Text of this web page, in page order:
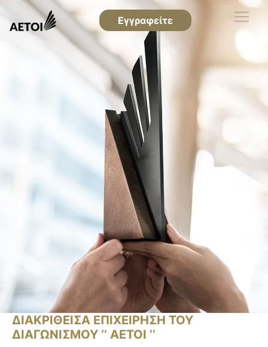
Εγγραφείτε
ΔΙΑΚΡΙΘΕΙΣΑ ΕΠΙΧΕΙΡΗΣΗ ΤΟΥ
ΔΙΑΓΩΝΙΣΜΟΥ ‘’ ΑΕΤΟΙ ‘’